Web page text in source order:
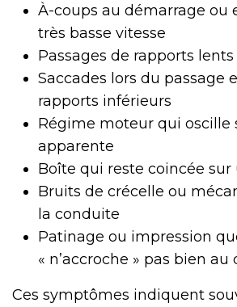
À-coups au démarrage ou
très basse vitesse
Passages de rapports
Saccades lors du passage
rapports inférieurs
Régime moteur qui oscille
apparente
Boîte qui reste coincée
Bruits de crécelle ou
la conduite
Patinage ou impression
« n’accroche » pas bien
Ces symptômes indiquent